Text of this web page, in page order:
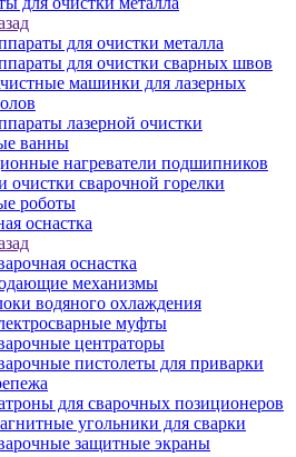
для очистки металла
для очистки сварных швов
машинки для лазерных
лазерной очистки
ванны
нагреватели подшипников
очистки сварочной горелки
роботы
оснастка
оснастка
механизмы
водяного охлаждения
муфты
центраторы
пистолеты для приварки
для сварочных позиционеров
угольники для сварки
защитные экраны